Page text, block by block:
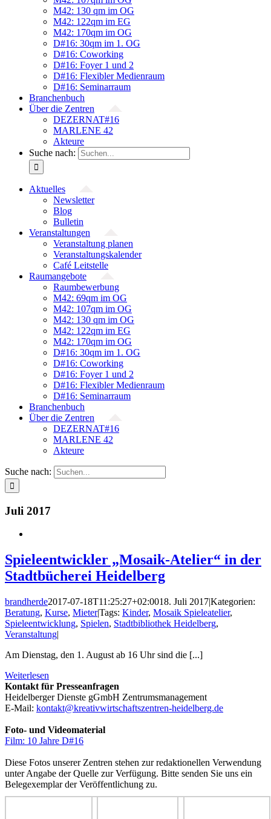
M42: 130 qm im OG
M42: 122qm im EG
M42: 170qm im OG
D#16: 30qm im 1. OG
D#16: Coworking
D#16: Foyer 1 und 2
D#16: Flexibler Medienraum
D#16: Seminarraum
Branchenbuch
Über die Zentren
DEZERNAT#16
MARLENE 42
Akteure
Suche nach:
Aktuelles
Newsletter
Blog
Bulletin
Veranstaltungen
Veranstaltung planen
Veranstaltungskalender
Café Leitstelle
Raumangebote
Raumbewerbung
M42: 69qm im OG
M42: 107qm im OG
M42: 130 qm im OG
M42: 122qm im EG
M42: 170qm im OG
D#16: 30qm im 1. OG
D#16: Coworking
D#16: Foyer 1 und 2
D#16: Flexibler Medienraum
D#16: Seminarraum
Branchenbuch
Über die Zentren
DEZERNAT#16
MARLENE 42
Akteure
Suche nach:
Juli 2017
Spieleentwickler „Mosaik-Atelier“ in der
Stadtbücherei Heidelberg
brandherde2017-07-18T11:25:27+02:0018. Juli 2017|Kategorien:
Beratung, Kurse, Mieter|Tags: Kinder, Mosaik Spieleatelier,
Spieleentwicklung, Spielen, Stadtbibliothek Heidelberg,
Veranstaltung|
Am Dienstag, den 1. August ab 16 Uhr sind die [...]
Weiterlesen
Kontakt für Presseanfragen
Heidelberger Dienste gGmbH Zentrumsmanagement
E-Mail: kontakt@kreativwirtschaftszentren-heidelberg.de
Foto- und Videomaterial
Film: 10 Jahre D#16
Diese Fotos unserer Zentren stehen zur redaktionellen Verwendung
unter Angabe der Quelle zur Verfügung. Bitte senden Sie uns ein
Belegexemplar der Veröffentlichung zu.